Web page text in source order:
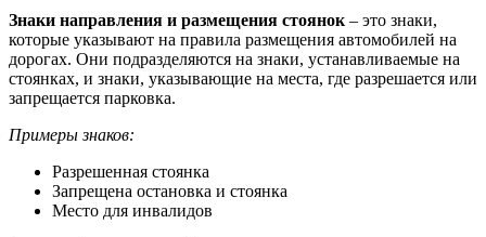
Знаки направления и размещения стоянок – это знаки,
которые указывают на правила размещения автомобилей на
дорогах. Они подразделяются на знаки, устанавливаемые на
стоянках, и знаки, указывающие на места, где разрешается или
запрещается парковка.
Примеры знаков:
Разрешенная стоянка
Запрещена остановка и стоянка
Место для инвалидов